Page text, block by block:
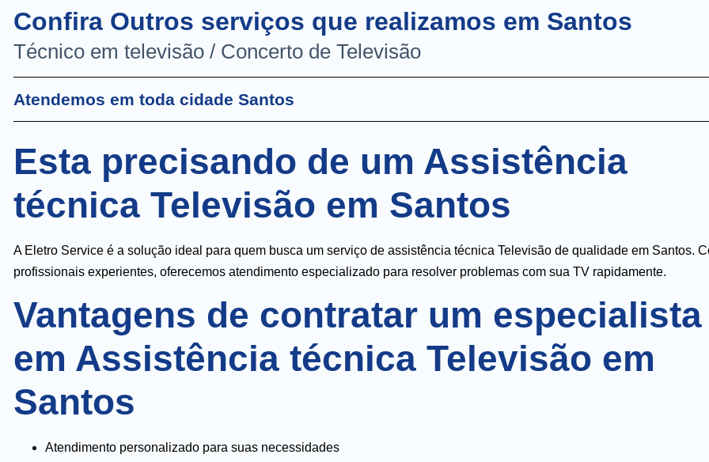
Confira Outros serviços que realizamos em Santos
Técnico em televisão / Concerto de Televisão
Atendemos em toda cidade Santos
Esta precisando de um Assistência
técnica Televisão em Santos
A Eletro Service é a solução ideal para quem busca um serviço de assistência técnica Televisão de qualidade em Santos.
profissionais experientes, oferecemos atendimento especializado para resolver problemas com sua TV rapidamente.
Vantagens de contratar um especialista
em Assistência técnica Televisão em
Santos
Atendimento personalizado para suas necessidades